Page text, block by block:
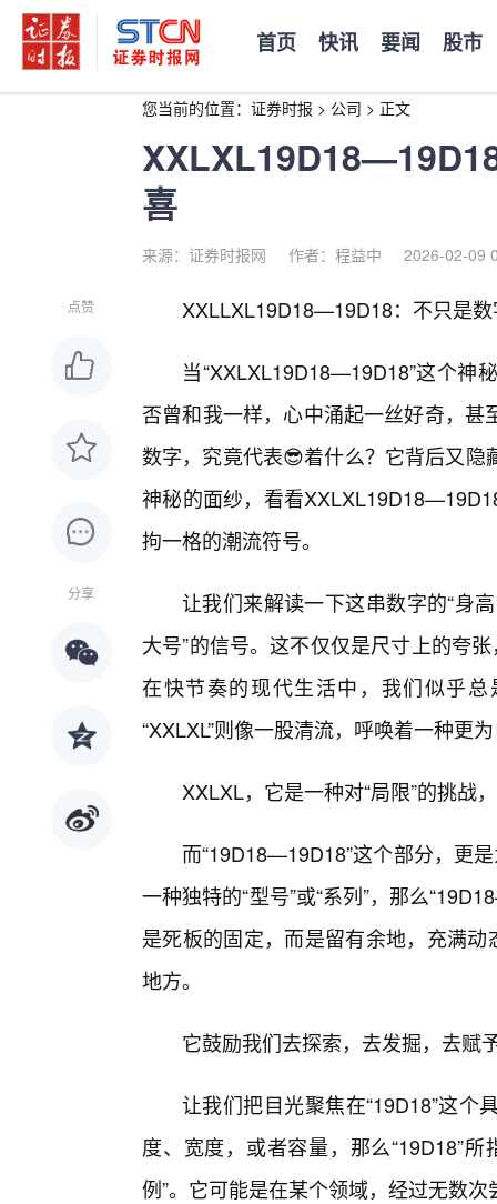
首页 快讯 要闻 股市
您当前的位置： 证券时报 > 公司 > 正文
喜
来源：证券时报网 作者：程益中 2026-02-09
点赞
分享
XXLLXL19D18—19D18：不只是
当“XXLXL19D18—19D18”这个神
否曾和我一样，心中涌起一丝好奇，
数字，究竟代表😎着什么？它背后又
神秘的面纱，看看
拘一格的潮流符号。
让我们来解读一下这串数字的“身
大号”的信号。这不仅仅是尺寸上的夸
在快节奏的现代生活中，我们似乎总
“XXLXL”则像一股清流，呼唤着一种更
XXLXL，它是一种对“局限”的挑战
而“19D18—19D18”这个部分，更
一种独特的“型号”或“系列”，那么
是死板的固定，而是留有余地，充满
地方。
它鼓励我们去探索，去发掘，去赋
让我们把目光聚焦在“19D18”这
度、宽度，或者容量，那么“19D18”
例”。它可能是在某个领域，经过无数